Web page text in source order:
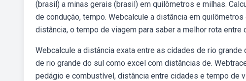
(brasil) a minas gerais (brasil) em quilômetros e milhas.
de condução, tempo. Webcalcule a distância em
distância, o tempo de viagem para saber a melhor rota entre
Webcalcule a distância exata entre as cidades de rio
de rio grande do sul como excel com distâncias de.
pedágio e combustível, distância entre cidades e tempo de